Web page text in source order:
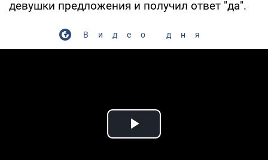
девушки предложения и получил ответ "да".
Видео дня
Play Video